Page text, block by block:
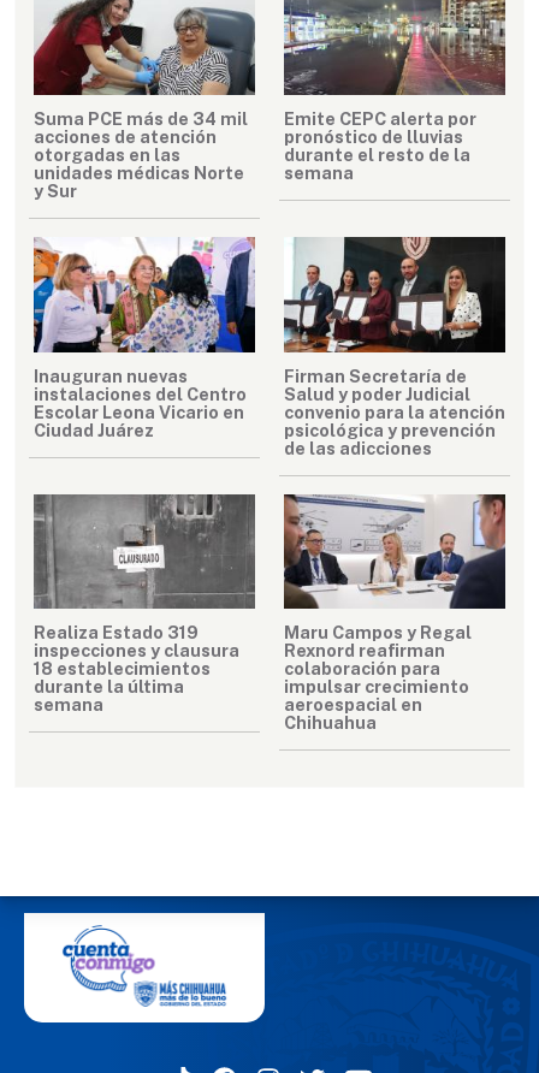
Suma PCE más de 34 mil
acciones de atención
otorgadas en las
unidades médicas Norte
y Sur
Emite CEPC alerta por
pronóstico de lluvias
durante el resto de la
semana
Inauguran nuevas
instalaciones del Centro
Escolar Leona Vicario en
Ciudad Juárez
Firman Secretaría de
Salud y poder Judicial
convenio para la atención
psicológica y prevención
de las adicciones
Realiza Estado 319
inspecciones y clausura
18 establecimientos
durante la última
semana
Maru Campos y Regal
Rexnord reafirman
colaboración para
impulsar crecimiento
aeroespacial en
Chihuahua